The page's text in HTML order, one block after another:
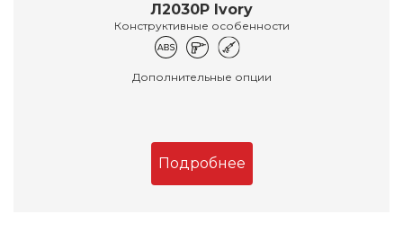
Л2030Р Ivory
Конструктивные особенности
Дополнительные опции
Подробнее